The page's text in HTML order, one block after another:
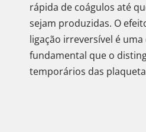
rápida de coágulos até
sejam produzidas. O
ligação irreversível é
fundamental que o
temporários das